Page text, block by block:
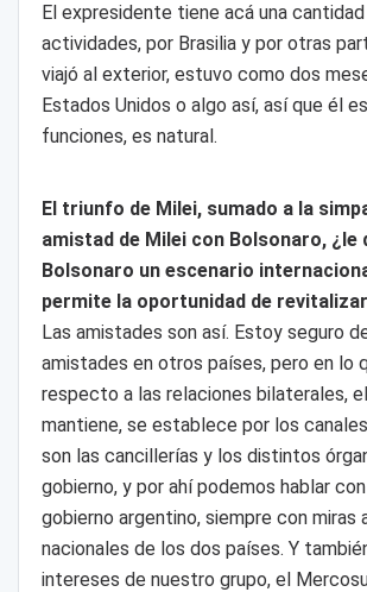
El expresidente tiene acá una
actividades, por Brasilia y por otras
viajó al exterior, estuvo como dos
Estados Unidos o algo así, así que él
funciones, es natural.
El triunfo de Milei, sumado a la
amistad de Milei con Bolsonaro, ¿le
Bolsonaro un escenario
permite la oportunidad de
Las amistades son así. Estoy seguro
amistades en otros países, pero en lo
respecto a las relaciones bilaterales,
mantiene, se establece por los
son las cancillerías y los distintos
gobierno, y por ahí podemos hablar
gobierno argentino, siempre con miras
nacionales de los dos países. Y
intereses de nuestro grupo, el